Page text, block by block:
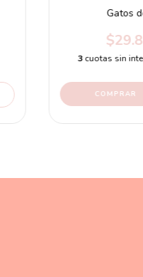
Gatos
3 cuotas sin
COMPRAR